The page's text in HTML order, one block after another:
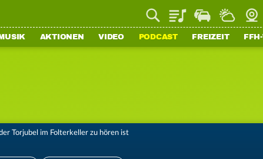
PlaylistStaupilotWetter
AKTIONEN VIDEO PODCAST FREIZEIT
Torjubel im Folterkeller zu hören ist